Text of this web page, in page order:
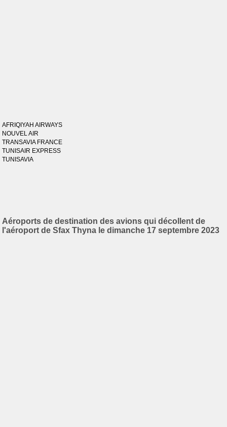
AFRIQIYAH AIRWAYS
NOUVEL AIR
TRANSAVIA FRANCE
TUNISAIR EXPRESS
TUNISAVIA
Aéroports de destination des avions qui décollent de
l'aéroport de Sfax Thyna le dimanche 17 septembre 2023